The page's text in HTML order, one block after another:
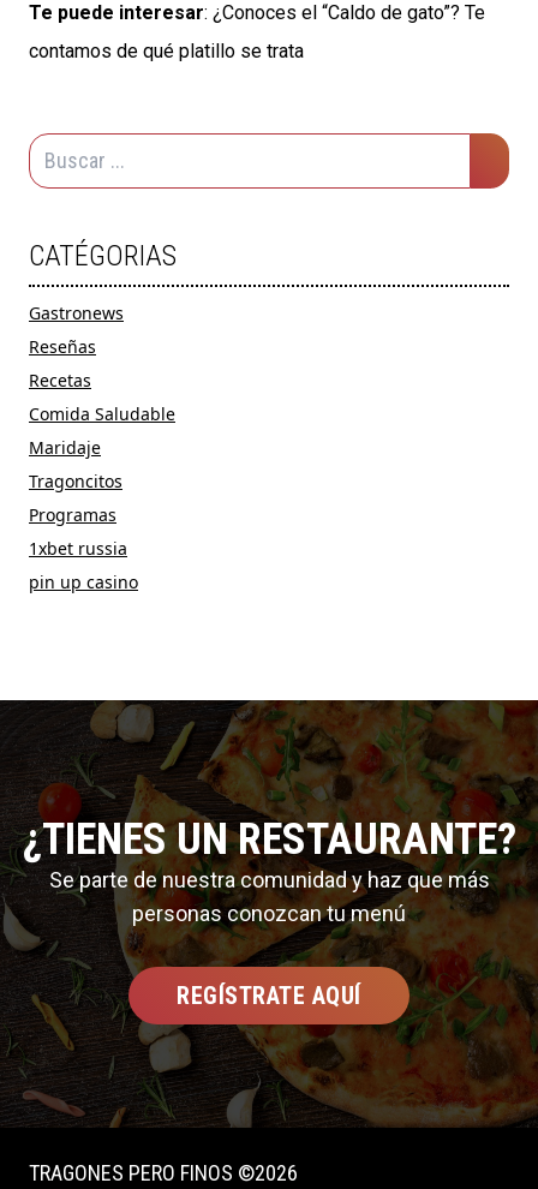
Te puede interesar: ¿Conoces el “Caldo de gato”? Te
contamos de qué platillo se trata
CATÉGORIAS
Gastronews
Reseñas
Recetas
Comida Saludable
Maridaje
Tragoncitos
Programas
1xbet russia
pin up casino
¿TIENES UN RESTAURANTE?
Se parte de nuestra comunidad y haz que más
personas conozcan tu menú
REGÍSTRATE AQUÍ
TRAGONES PERO FINOS ©2026